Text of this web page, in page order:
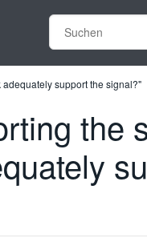
support the signal?"
the